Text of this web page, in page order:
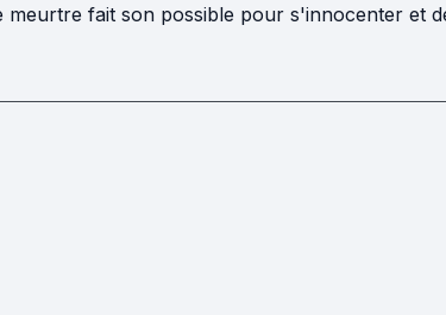
meurtre fait son possible pour s'innocenter et